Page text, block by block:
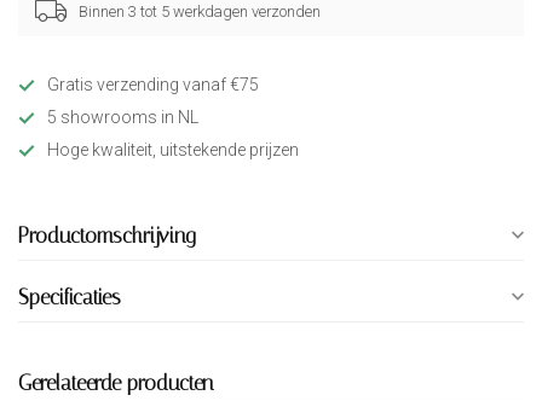
Binnen 3 tot 5 werkdagen verzonden
Gratis verzending vanaf €75
5 showrooms in NL
Hoge kwaliteit, uitstekende prijzen
Productomschrijving
Specificaties
Gerelateerde producten